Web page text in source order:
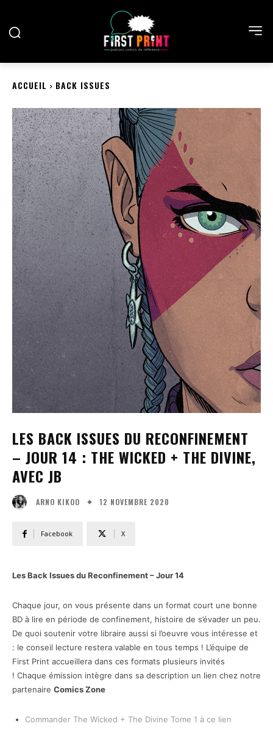
ACCUEIL BACK ISSUES
LES BACK ISSUES DU RECONFINEMENT
– JOUR 14 : THE WICKED + THE DIVINE,
AVEC JB
ARNO KIKOO 12 NOVEMBRE 2020
Facebook X
Les Back Issues du Reconfinement – Jour 14
Chaque jour, on vous présente dans un format court une bonne
BD à lire en période de confinement, histoire de s’évader un peu.
De quoi soutenir votre libraire aussi si l’oeuvre vous intéresse et
: le conseil lecture restera valable en tous temps ! L’équipe de
First Print accueillera dans ces formats plusieurs invités
! Chaque émission intègre dans sa description un lien chez notre
partenaire Comics Zone
Commander The Wicked + The Divine Tome 1 à ce lien